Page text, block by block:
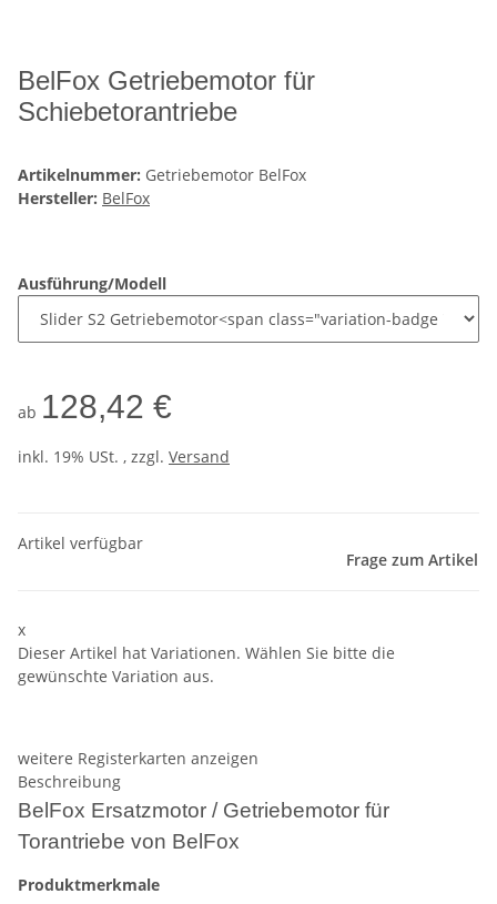
BelFox Getriebemotor für
Schiebetorantriebe
Artikelnummer: Getriebemotor BelFox
Hersteller: BelFox
Ausführung/Modell
ab 128,42 €
inkl. 19% USt. , zzgl. Versand
Artikel verfügbar
Frage zum Artikel
x
Dieser Artikel hat Variationen. Wählen Sie bitte die
gewünschte Variation aus.
weitere Registerkarten anzeigen
Beschreibung
BelFox Ersatzmotor / Getriebemotor für
Torantriebe von BelFox
Produktmerkmale